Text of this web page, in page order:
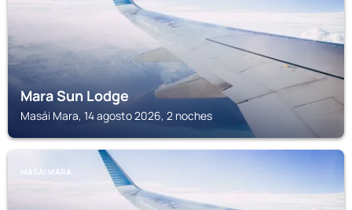
Mara Sun Lodge
Masái Mara, 14 agosto 2026, 2 noches
MASÁI MARA